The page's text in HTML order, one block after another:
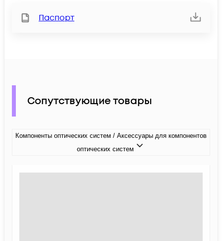
Паспорт
Сопутствующие товары
Компоненты оптических систем / Аксессуары для компонентов
оптических систем